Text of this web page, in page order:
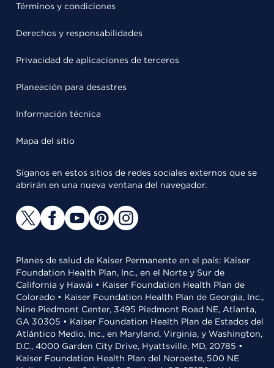
Términos y condiciones
Derechos y responsabilidades
Privacidad de aplicaciones de terceros
Planeación para desastres
Información técnica
Mapa del sitio
Síganos en estos sitios de redes sociales externos que se
abrirán en una nueva ventana del navegador.
Planes de salud de Kaiser Permanente en el país: Kaiser
Foundation Health Plan, Inc., en el Norte y Sur de
California y Hawái • Kaiser Foundation Health Plan de
Colorado • Kaiser Foundation Health Plan de Georgia, Inc.,
Nine Piedmont Center, 3495 Piedmont Road NE, Atlanta,
GA 30305 • Kaiser Foundation Health Plan de Estados del
Atlántico Medio, Inc., en Maryland, Virginia, y Washington,
D.C., 4000 Garden City Drive, Hyattsville, MD, 20785 •
Kaiser Foundation Health Plan del Noroeste, 500 NE